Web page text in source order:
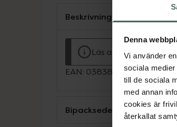
Denna
Vi använder
sociala
till de sociala
med annan
cookies är
återkallat
Beskrivning
Läs alltid
EAN: 03838989706623
Bipacksedel från FASS